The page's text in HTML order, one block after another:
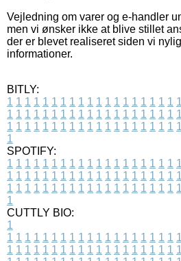
Vejledning om varer og e-handler
men vi ønsker ikke at blive stillet
der er blevet realiseret siden vi
informationer.
BITLY:
1 1 1 1 1 1 1 1 1 1 1 1 1 1 1 1 1 1 1 1
1 1 1 1 1 1 1 1 1 1 1 1 1 1 1 1 1 1 1 1
1 1 1 1 1 1 1 1 1 1 1 1 1 1 1 1 1 1 1 1
1
SPOTIFY:
1 1 1 1 1 1 1 1 1 1 1 1 1 1 1 1 1 1 1 1
1 1 1 1 1 1 1 1 1 1 1 1 1 1 1 1 1 1 1 1
1 1 1 1 1 1 1 1 1 1 1 1 1 1 1 1 1 1 1 1
1
CUTTLY BIO:
1
1 1 1 1 1 1 1 1 1 1 1 1 1 1 1 1 1 1 1 1
1 1 1 1 1 1 1 1 1 1 1 1 1 1 1 1 1 1 1 1